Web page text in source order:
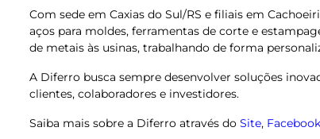
Com sede em Caxias do Sul/RS e filiais em
aços para moldes, ferramentas de corte e
de metais às usinas, trabalhando de forma
A Diferro busca sempre desenvolver soluções
clientes, colaboradores e investidores.
Saiba mais sobre a Diferro através do Site, Facebook